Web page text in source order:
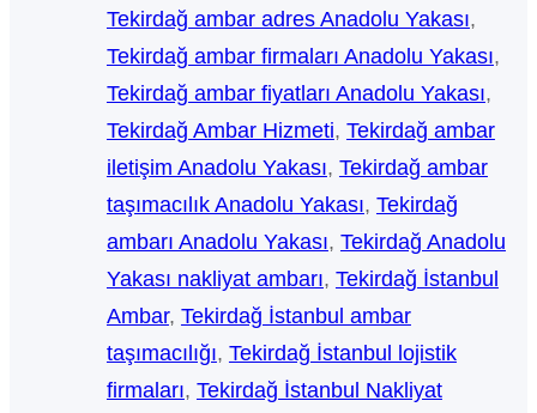
Tekirdağ ambar adres Anadolu Yakası
Tekirdağ ambar firmaları Anadolu Yakası
Tekirdağ ambar fiyatları Anadolu Yakası
Tekirdağ Ambar Hizmeti, Tekirdağ ambar
iletişim Anadolu Yakası, Tekirdağ ambar
taşımacılık Anadolu Yakası, Tekirdağ
ambarı Anadolu Yakası, Tekirdağ Anadolu
Yakası nakliyat ambarı, Tekirdağ İstanbul
Ambar, Tekirdağ İstanbul ambar
taşımacılığı, Tekirdağ İstanbul lojistik
firmaları, Tekirdağ İstanbul Nakliyat